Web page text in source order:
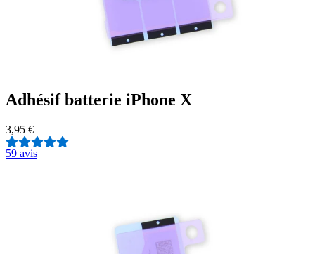
Adhésif batterie iPhone X
3,95 €
59 avis